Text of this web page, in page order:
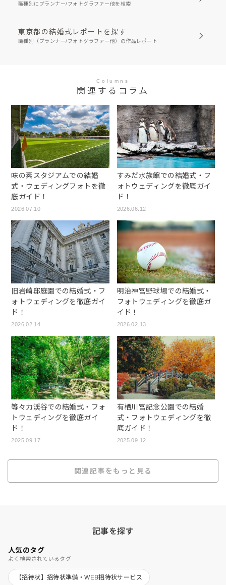
職種別にプランナー/フォトグラファー他を検索
東京都の結婚式レポートを探す
職種別（プランナー/フォトグラファー他）の作品レポート
Columns
関連するコラム
味の素スタジアムでの結婚
式・ウェディングフォトを徹
底ガイド！
2026.07.10
すみだ水族館での結婚式・フ
ォトウェディングを徹底ガイ
ド！
2026.06.12
旧岩崎邸庭園での結婚式・フ
ォトウェディングを徹底ガイ
ド！
2026.02.14
明治神宮野球場での結婚式・
フォトウェディングを徹底ガ
イド！
2026.02.13
等々力渓谷での結婚式・フォ
トウェディングを徹底ガイ
ド！
2025.09.17
有栖川宮記念公園での結婚
式・フォトウェディングを徹
底ガイド！
2025.09.12
関連記事をもっと見る
記事を探す
人気のタグ
よく検索されているタグ
【招待状】招待状準備・WEB招待状サービス